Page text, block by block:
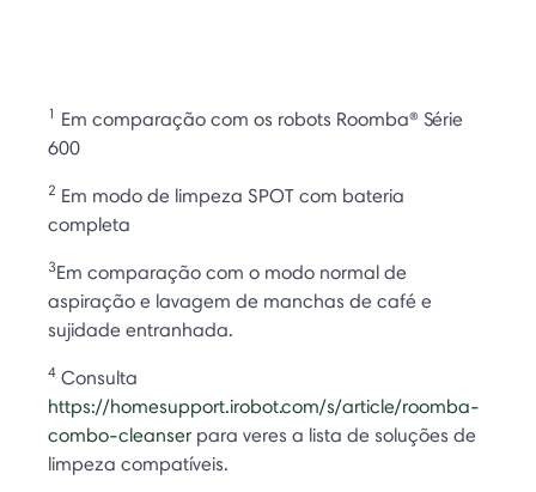
1 Em comparação com os robots Roomba® Série
600
2 Em modo de limpeza SPOT com bateria
completa
3Em comparação com o modo normal de
aspiração e lavagem de manchas de café e
sujidade entranhada.
4 Consulta
https://homesupport.irobot.com/s/article/roomba-
combo-cleanser para veres a lista de soluções de
limpeza compatíveis.